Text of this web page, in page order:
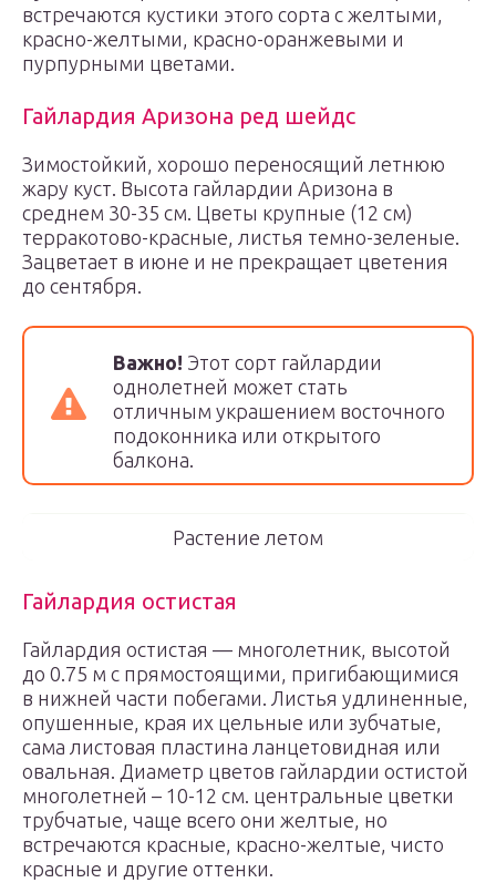
встречаются кустики этого сорта с желтыми,
красно-желтыми, красно-оранжевыми и
пурпурными цветами.
Гайлардия Аризона ред шейдс
Зимостойкий, хорошо переносящий летнюю
жару куст. Высота гайлардии Аризона в
среднем 30-35 см. Цветы крупные (12 см)
терракотово-красные, листья темно-зеленые.
Зацветает в июне и не прекращает цветения
до сентября.
Важно! Этот сорт гайлардии
однолетней может стать
отличным украшением восточного
подоконника или открытого
балкона.
Растение летом
Гайлардия остистая
Гайлардия остистая — многолетник, высотой
до 0.75 м с прямостоящими, пригибающимися
в нижней части побегами. Листья удлиненные,
опушенные, края их цельные или зубчатые,
сама листовая пластина ланцетовидная или
овальная. Диаметр цветов гайлардии остистой
многолетней – 10-12 см. центральные цветки
трубчатые, чаще всего они желтые, но
встречаются красные, красно-желтые, чисто
красные и другие оттенки.